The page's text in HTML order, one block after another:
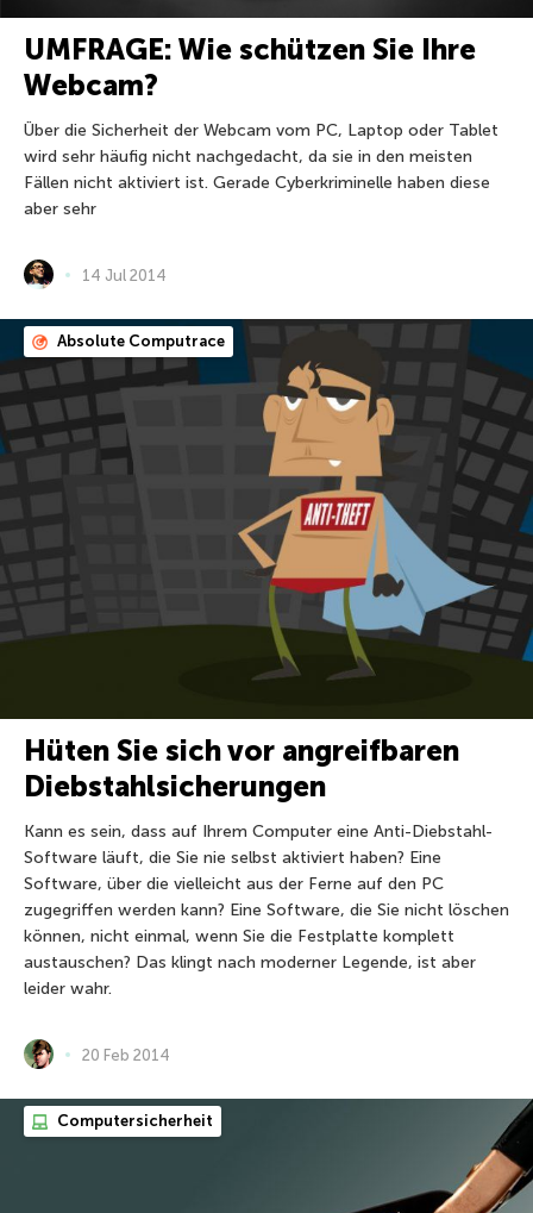
UMFRAGE: Wie schützen Sie Ihre
Webcam?
Über die Sicherheit der Webcam vom PC, Laptop oder Tablet
wird sehr häufig nicht nachgedacht, da sie in den meisten
Fällen nicht aktiviert ist. Gerade Cyberkriminelle haben diese
aber sehr
14 Jul 2014
Absolute Computrace
Hüten Sie sich vor angreifbaren
Diebstahlsicherungen
Kann es sein, dass auf Ihrem Computer eine Anti-Diebstahl-
Software läuft, die Sie nie selbst aktiviert haben? Eine
Software, über die vielleicht aus der Ferne auf den PC
zugegriffen werden kann? Eine Software, die Sie nicht löschen
können, nicht einmal, wenn Sie die Festplatte komplett
austauschen? Das klingt nach moderner Legende, ist aber
leider wahr.
20 Feb 2014
Computersicherheit